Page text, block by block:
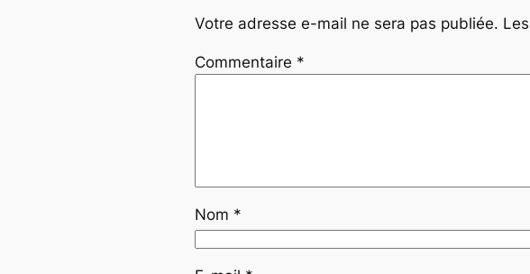
Votre adresse e-mail ne sera pas publiée.
Commentaire *
Nom *